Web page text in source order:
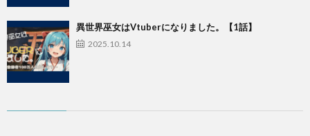
異世界巫女はVtuberになりました。【1話】
2025.10.14